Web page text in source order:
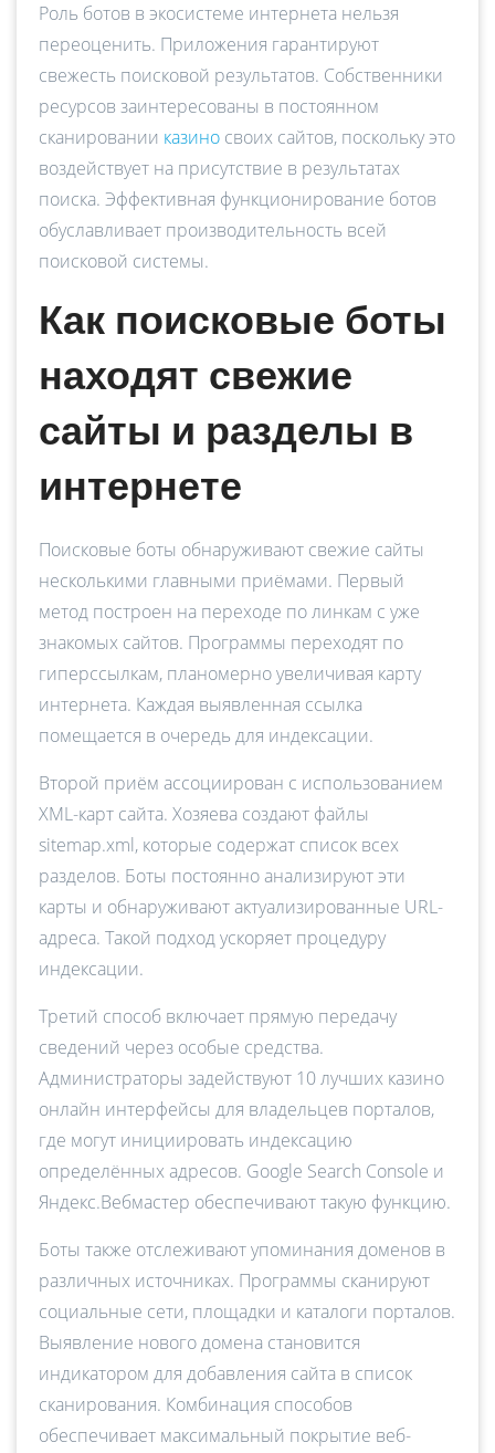
Роль ботов в экосистеме интернета нельзя
переоценить. Приложения гарантируют
свежесть поисковой результатов. Собственники
ресурсов заинтересованы в постоянном
сканировании казино своих сайтов, поскольку это
воздействует на присутствие в результатах
поиска. Эффективная функционирование ботов
обуславливает производительность всей
поисковой системы.
Как поисковые боты
находят свежие
сайты и разделы в
интернете
Поисковые боты обнаруживают свежие сайты
несколькими главными приёмами. Первый
метод построен на переходе по линкам с уже
знакомых сайтов. Программы переходят по
гиперссылкам, планомерно увеличивая карту
интернета. Каждая выявленная ссылка
помещается в очередь для индексации.
Второй приём ассоциирован с использованием
XML-карт сайта. Хозяева создают файлы
sitemap.xml, которые содержат список всех
разделов. Боты постоянно анализируют эти
карты и обнаруживают актуализированные URL-
адреса. Такой подход ускоряет процедуру
индексации.
Третий способ включает прямую передачу
сведений через особые средства.
Администраторы задействуют 10 лучших казино
онлайн интерфейсы для владельцев порталов,
где могут инициировать индексацию
определённых адресов. Google Search Console и
Яндекс.Вебмастер обеспечивают такую функцию.
Боты также отслеживают упоминания доменов в
различных источниках. Программы сканируют
социальные сети, площадки и каталоги порталов.
Выявление нового домена становится
индикатором для добавления сайта в список
сканирования. Комбинация способов
обеспечивает максимальный покрытие веб-